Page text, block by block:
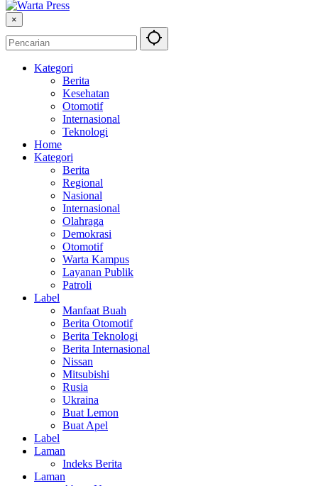
×
Kategori
Berita
Kesehatan
Otomotif
Internasional
Teknologi
Home
Kategori
Berita
Regional
Nasional
Internasional
Olahraga
Demokrasi
Otomotif
Warta Kampus
Layanan Publik
Patroli
Label
Manfaat Buah
Berita Otomotif
Berita Teknologi
Berita Internasional
Nissan
Mitsubishi
Rusia
Ukraina
Buat Lemon
Buat Apel
Label
Laman
Indeks Berita
Laman